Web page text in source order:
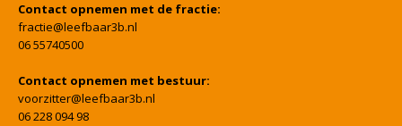
Contact opnemen met de fractie:
fractie@leefbaar3b.nl
06 55740500
Contact opnemen met bestuur:
voorzitter@leefbaar3b.nl
06 228 094 98